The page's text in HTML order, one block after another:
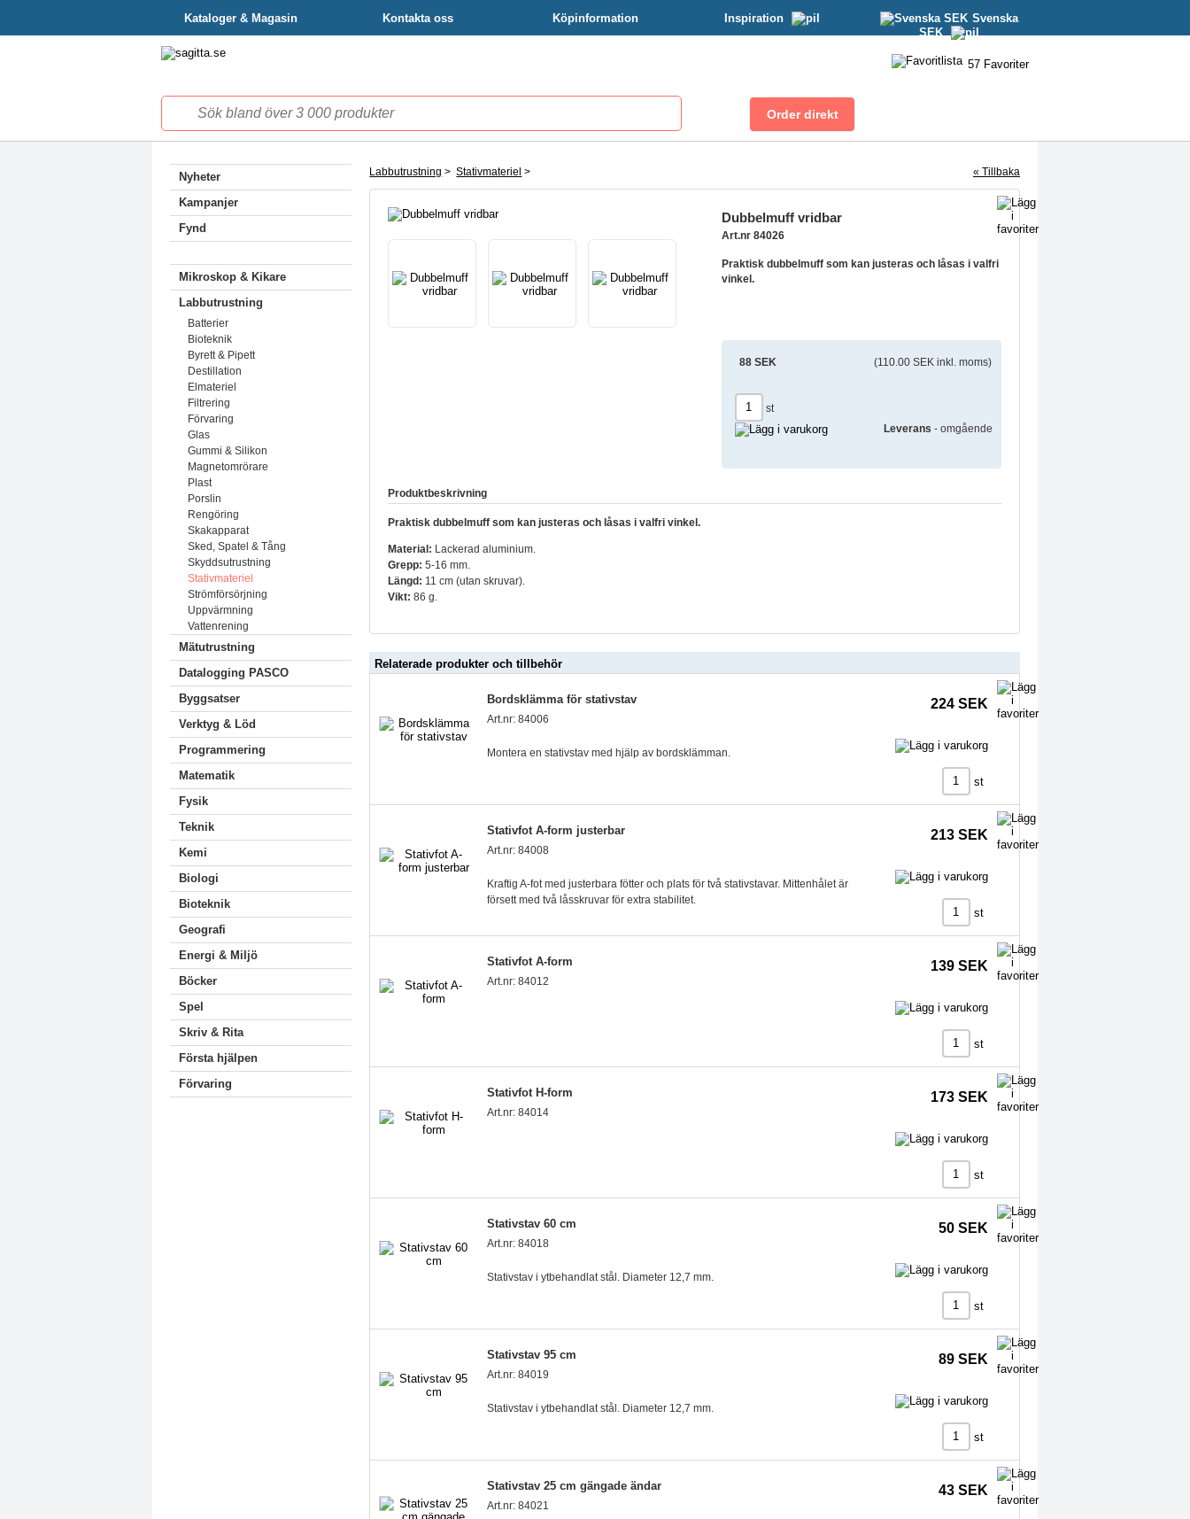
Kataloger & Magasin Kontakta oss Köpinformation Inspiration
Svenska
SEK
57 Favoriter
Nyheter
Kampanjer
Fynd
Mikroskop & Kikare
Labbutrustning
Batterier
Bioteknik
Byrett & Pipett
Destillation
Elmateriel
Filtrering
Förvaring
Glas
Gummi & Silikon
Magnetomrörare
Plast
Porslin
Rengöring
Skakapparat
Sked, Spatel & Tång
Skyddsutrustning
Stativmateriel
Strömförsörjning
Uppvärmning
Vattenrening
Mätutrustning
Datalogging PASCO
Byggsatser
Verktyg & Löd
Programmering
Matematik
Fysik
Teknik
Kemi
Biologi
Bioteknik
Geografi
Energi & Miljö
Böcker
Spel
Skriv & Rita
Första hjälpen
Förvaring
Labbutrustning >Stativmateriel > « Tillbaka
Dubbelmuff vridbar
Art.nr 84026
Praktisk dubbelmuff som kan justeras och låsas i valfri
vinkel.
88 SEK (110.00 SEK inkl. moms)
st
Leverans - omgående
Produktbeskrivning
Praktisk dubbelmuff som kan justeras och låsas i valfri vinkel.
Material: Lackerad aluminium.
Grepp: 5-16 mm.
Längd: 11 cm (utan skruvar).
Vikt: 86 g.
Relaterade produkter och tillbehör
Bordsklämma för stativstav
Art.nr: 84006
Montera en stativstav med hjälp av bordsklämman.
224 SEK
st
Stativfot A-form justerbar
Art.nr: 84008
Kraftig A-fot med justerbara fötter och plats för två stativstavar. Mittenhålet är
försett med två låsskruvar för extra stabilitet.
213 SEK
st
Stativfot A-form
Art.nr: 84012
139 SEK
st
Stativfot H-form
Art.nr: 84014
173 SEK
st
Stativstav 60 cm
Art.nr: 84018
Stativstav i ytbehandlat stål. Diameter 12,7 mm.
50 SEK
st
Stativstav 95 cm
Art.nr: 84019
Stativstav i ytbehandlat stål. Diameter 12,7 mm.
89 SEK
st
Stativstav 25 cm gängade ändar
Art.nr: 84021
43 SEK